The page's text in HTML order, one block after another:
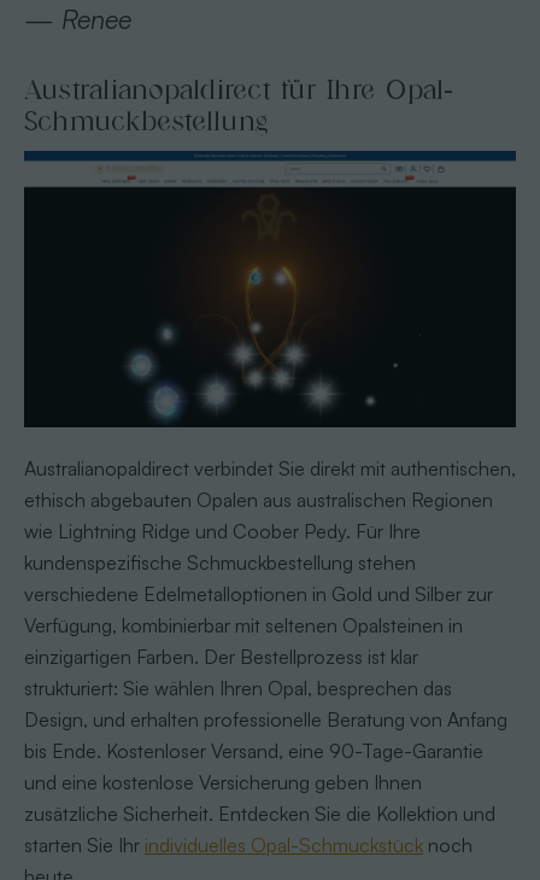
— Renee
Australianopaldirect für Ihre Opal-
Schmuckbestellung
Australianopaldirect verbindet Sie direkt mit authentischen,
ethisch abgebauten Opalen aus australischen Regionen
wie Lightning Ridge und Coober Pedy. Für Ihre
kundenspezifische Schmuckbestellung stehen
verschiedene Edelmetalloptionen in Gold und Silber zur
Verfügung, kombinierbar mit seltenen Opalsteinen in
einzigartigen Farben. Der Bestellprozess ist klar
strukturiert: Sie wählen Ihren Opal, besprechen das
Design, und erhalten professionelle Beratung von Anfang
bis Ende. Kostenloser Versand, eine 90-Tage-Garantie
und eine kostenlose Versicherung geben Ihnen
zusätzliche Sicherheit. Entdecken Sie die Kollektion und
starten Sie Ihr individuelles Opal-Schmuckstücknoch